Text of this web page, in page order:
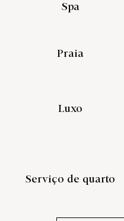
Spa
Praia
Luxo
Serviço de quarto